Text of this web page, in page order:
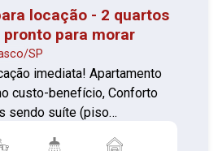
- 2 quartos
- Vila Osasco - pronto para morar
SP
imediata! Apartamento
custo-benefício, Conforto